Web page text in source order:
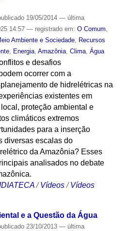
19/05/2014 — última
14:57 — registrado em: O Comum
Ambiente e Sociedade,
Recursos
, Energia, Amazônia, Clima, Água
e desafios
ocorrer com a
de hidrelétricas na
existentes em
proteção ambiental e
climáticos extremos
para a inserção
diversas escalas do
da Amazônia? Esses
analisados no debate
/Vídeos /Vídeos
e a Questão da Água
23/10/2013 — última